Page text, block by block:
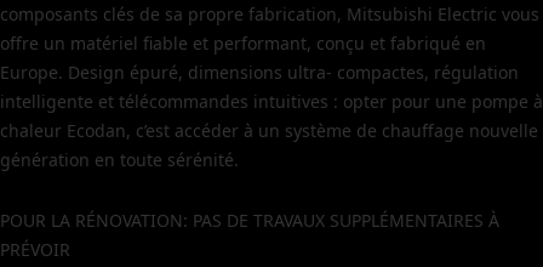
composants clés de sa propre fabrication, Mitsubishi Electric vous
offre un matériel fiable et performant, conçu et fabriqué en
Europe. Design épuré, dimensions ultra- compactes, régulation
intelligente et télécommandes intuitives : opter pour une pompe à
chaleur Ecodan, c’est accéder à un système de chauffage nouvelle
génération en toute sérénité.
POUR LA RÉNOVATION: PAS DE TRAVAUX SUPPLÉMENTAIRES À
PRÉVOIR